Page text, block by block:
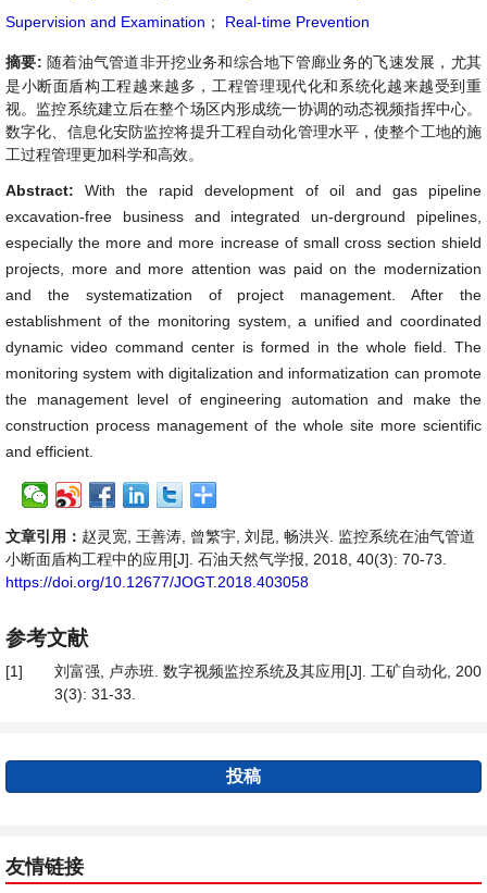
Supervision and Examination ； Real-time Prevention
摘要: 随着油气管道非开挖业务和综合地下管廊业务的飞速发展，尤其
是小断面盾构工程越来越多，工程管理现代化和系统化越来越受到重
视。监控系统建立后在整个场区内形成统一协调的动态视频指挥中心。
数字化、信息化安防监控将提升工程自动化管理水平，使整个工地的施
工过程管理更加科学和高效。
Abstract:With the rapid development of oil and gas pipeline
excavation-free business and integrated un-derground pipelines,
especially the more and more increase of small cross section shield
projects, more and more attention was paid on the modernization
and the systematization of project management. After the
establishment of the monitoring system, a unified and coordinated
dynamic video command center is formed in the whole field. The
monitoring system with digitalization and informatization can promote
the management level of engineering automation and make the
construction process management of the whole site more scientific
and efficient.
文章引用： 赵灵宽, 王善涛, 曾繁宇, 刘昆, 畅洪兴. 监控系统在油气管道
小断面盾构工程中的应用[J]. 石油天然气学报, 2018, 40(3): 70-73.
https://doi.org/10.12677/JOGT.2018.403058
参考文献
[1]
刘富强, 卢赤班. 数字视频监控系统及其应用[J]. 工矿自动化, 200
3(3): 31-33.
投稿
友情链接